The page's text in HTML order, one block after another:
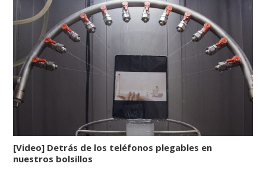
[Video] Detrás de los teléfonos plegables en
nuestros bolsillos